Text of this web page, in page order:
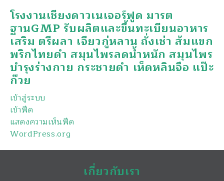
โรงงานเชียงดาวเนเจอร์ฟูด มารต
ฐานGMP รับผลิตและขึ้นทะเบียนอาหาร
เสริม ตรีผลา เจียวกู่หลาน ถั่งเช่า ส้มแขก
พริกไทยดำ สมุนไพรลดน้ำหนัก สมุนไพร
บำรุงร่างกาย กระชายดำ เห็ดหลินจือ แป๊ะ
ก๊วย
เข้าสู่ระบบ
เข้าฟีด
แสดงความเห็นฟีด
WordPress.org
เกี่ยวกับเรา